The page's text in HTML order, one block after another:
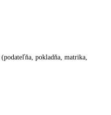
(podateľňa, pokladňa, matrika,